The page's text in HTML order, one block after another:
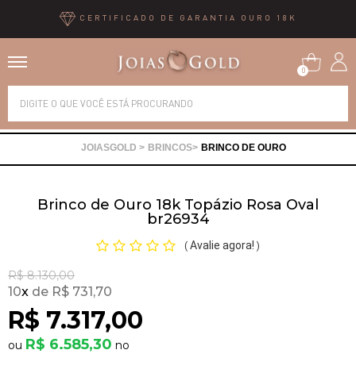
CERTIFICADO DE GARANTIA OURO 18K
0
BRINCOS BRINCO DE OURO
Brinco de Ouro 18k Topázio Rosa Oval
br26934
( Avalie agora! )
R$ 8.130,00
R$ 7.317,00
10x R$ 731,70
R$ 6.585,30
Alianças
Brincos
Pingentes